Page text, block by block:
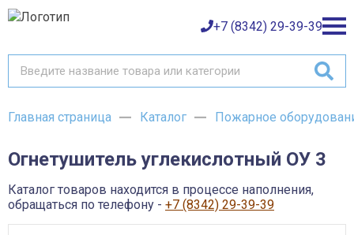
+7 (8342) 29-39-39
Каталог товаров
Баки и емкости АНИОН
Детали трубопроводов и уплотнения
Запорная и регулирующая арматура
Инструмент
О компании
Оплата
Главная страница Каталог Пожарное
Огнетушитель углекислотный ОУ 3
Каталог товаров находится в процессе наполнения,
обращаться по телефону - +7 (8342) 29-39-39